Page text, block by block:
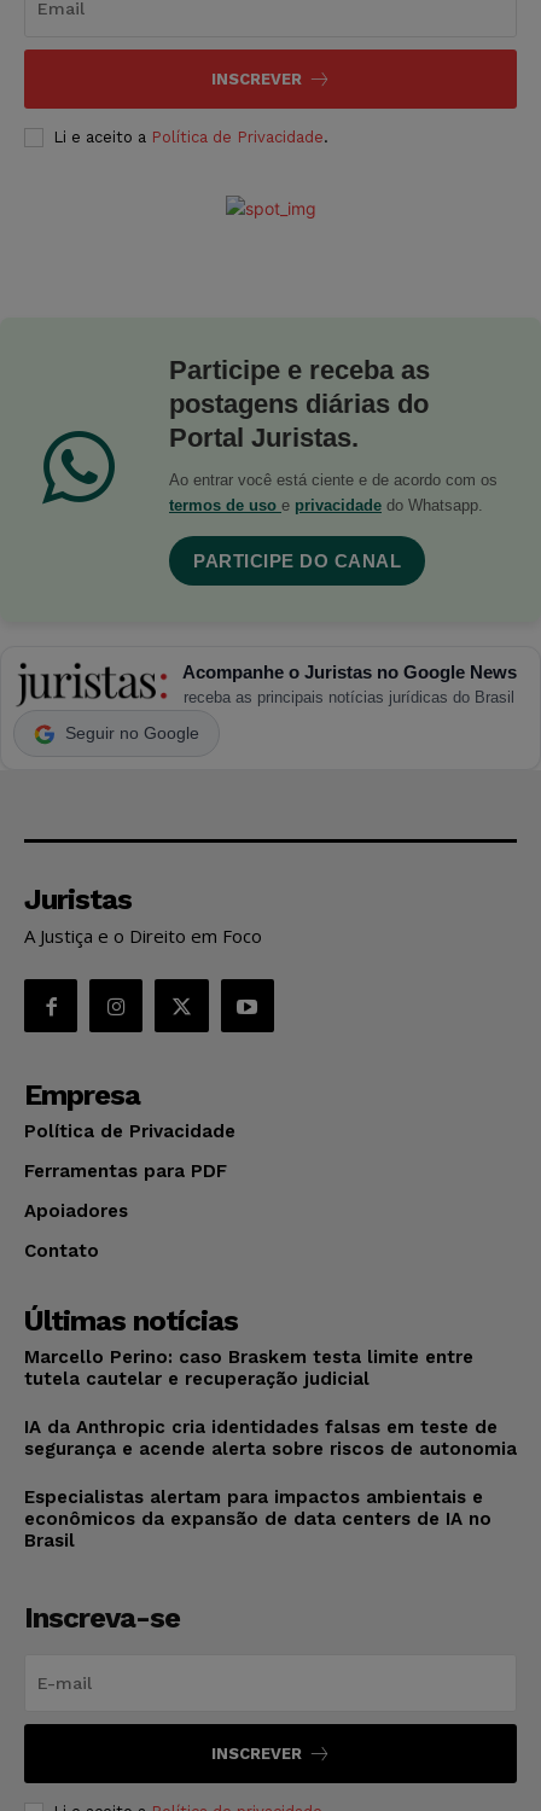
INSCREVER
Li e aceito a Política de Privacidade.
Participe e receba as
postagens diárias do
Portal Juristas.
Ao entrar você está ciente e de acordo com os
termos de uso e privacidade do Whatsapp.
PARTICIPE DO CANAL
Acompanhe o Juristas no Google News
receba as principais notícias jurídicas do Brasil
Seguir no Google
Juristas
A Justiça e o Direito em Foco
Empresa
Política de Privacidade
Ferramentas para PDF
Apoiadores
Contato
Últimas notícias
Marcello Perino: caso Braskem testa limite entre
tutela cautelar e recuperação judicial
IA da Anthropic cria identidades falsas em teste de
segurança e acende alerta sobre riscos de autonomia
Especialistas alertam para impactos ambientais e
econômicos da expansão de data centers de IA no
Brasil
Inscreva-se
INSCREVER